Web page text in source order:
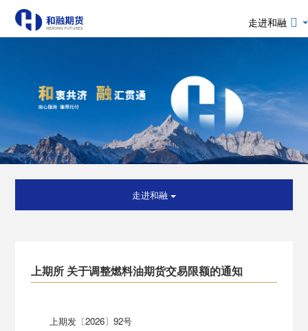
走进和融
走进和融
上期所 关于调整燃料油期货交易限额的通知
上期发〔2026〕92号